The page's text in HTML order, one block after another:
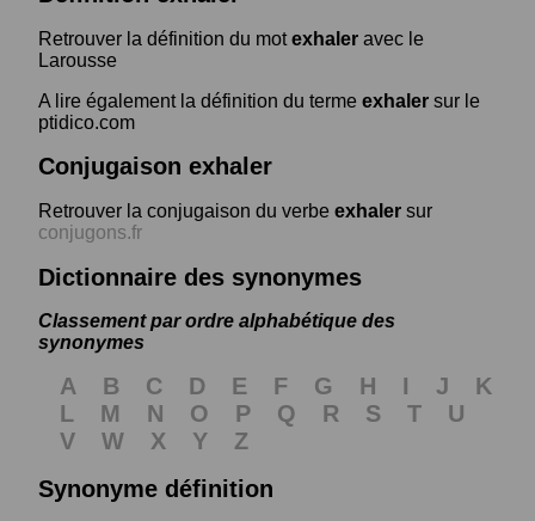
Retrouver la définition du motexhaler avec le
Larousse
A lire également la définition du terme exhaler sur le
ptidico.com
Conjugaison exhaler
Retrouver la conjugaison du verbe exhaler sur
conjugons.fr
Dictionnaire des synonymes
Classement par ordre alphabétique des
synonymes
A B C D E F G H I J
K
L
M N O P Q R S T
U
V
W X Y
Z
Synonyme définition